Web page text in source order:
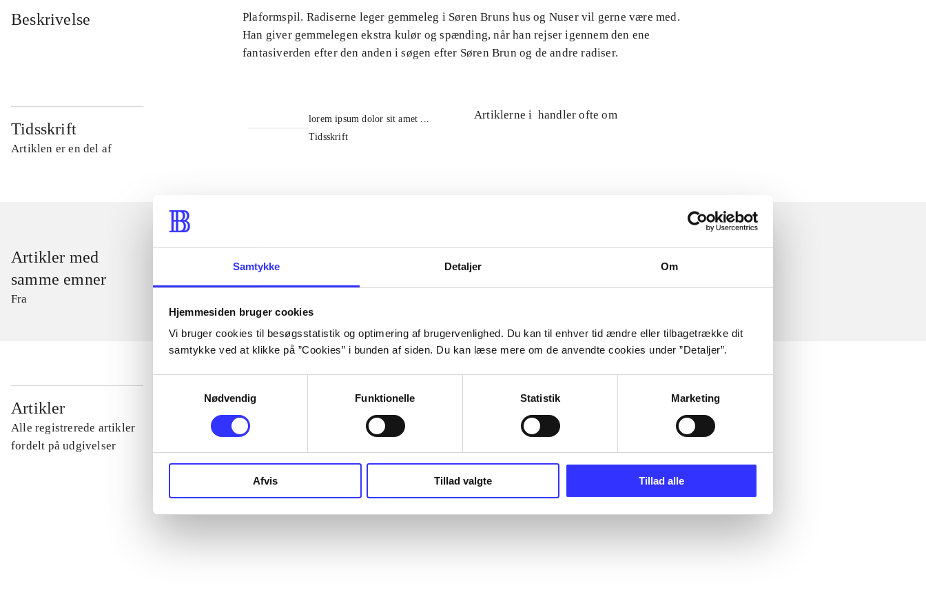
Samtykke Detaljer Om
Hjemmesiden bruger cookies
Vi bruger cookies til besøgsstatistik og optimering af brugervenlighed. Du kan til enhver tid ændre eller tilbagetrække dit
samtykke ved at klikke på ”Cookies” i bunden af siden. Du kan læse mere om de anvendte cookies under ”Detaljer”.
Nødvendig
Funktionelle Statistik Marketing
Afvis Tillad valgte Tillad alle
Beskrivelse
Plaformspil. Radiserne leger gemmeleg i Søren Bruns hus og Nuser vil gerne være med.
Han giver gemmelegen ekstra kulør og spænding, når han rejser igennem den ene
fantasiverden efter den anden i søgen efter Søren Brun og de andre radiser.
Tidsskrift
Artiklen er en del af
lorem ipsum dolor sit amet ...
Tidsskrift
Artiklerne i handler ofte om
Artikler med
samme emner
Fra
Artikler
Alle registrerede artikler
fordelt på udgivelser
...